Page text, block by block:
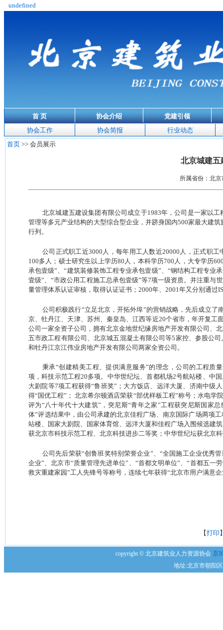
undefined
首 页 协会介绍
党建引领
协会工作
协会简报
行业动态
首页 >> 会员展示
北京城建五
所属省份：北
北京城建五建设集团有限公司成立于1983年，公司是一家以工
管理等多元产业结构的大型综合型企业，并跻身国内500家最大建筑
行列。
公司正式职工近3000 人，每年用工人数近20000 人，正式职工
100多人；硕士研究生以上学历80 人，本科学历700 人，大专学历
承包壹级”、“建筑装修装饰工程专业承包壹级”、“钢结构工程专业
壹级”、“市政公用工程施工总承包壹级”等7项一级资质。并注重与
量管理体系认证审核，取得认证证书； 2000年、 2001 年又分别通过
公司积极践行“立足北京，开拓外埠”的营销战略，先后成立了
京、牡丹江、天津、苏州、秦皇岛、江西等近20个省市，年开复工
公司一家全资子公司，拥有北京金地世纪缘房地产开发有限公司、
五市政工程有限公司、北京城五混凝土有限公司等5家控、参股公
和牡丹江京江伟业房地产开发有限公司两家全资公司。
秉承“创建精美工程、提供满意服务”的理念，公司的工程质
项，科技示范工程20多项。中华世纪坛、首都机场2号航站楼、中
大剧院等7项工程获得“鲁班奖”；大方饭店、远洋大厦、济南中级
得“国优工程”； 北京希尔顿酒店荣获“部优样板工程”称号；水电
评为“八十年代十大建筑”，突尼斯“青年之家”工程获突尼斯国家
体”评选结果中，由公司承建的北京佳程广场、南京国际广场两项
站楼、国家大剧院、国家体育馆、远洋大厦和佳程广场入围候选建筑
获北京市科技示范工程、北京科技进步二等奖；中华世纪坛获北京
公司先后荣获“创鲁班奖特别荣誉企业”、“全国施工企业优秀
企业”、北京市“质量管理先进单位”、“首都文明单位”、“首都五一
救灾重建家园”工人先锋号等称号，连续七年获得“北京市用户满意
【打印
copyright © 北京建筑业人力资源协会京
地址:北京市朝阳